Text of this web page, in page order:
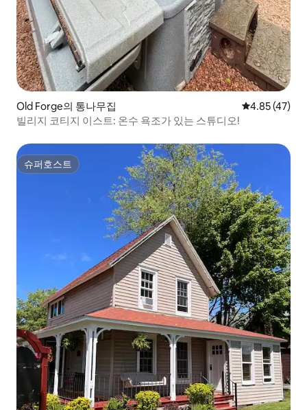
Old Forge의 통나무집 평점 4.85점
4.85 (47)
빌리지 코티지 이스트: 온수 욕조가 있는 스튜디오!
슈퍼호스트
슈퍼호스트